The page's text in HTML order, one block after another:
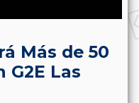
Más de 50
G2E Las